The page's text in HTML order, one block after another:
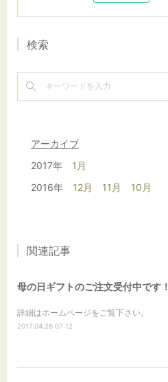
検索
アーカイブ
2017年 1月
2016年 12月 11月 10月
関連記事
母の日ギフトのご注文受付中です！
詳細はホームページをご覧下さい。
2017.04.26 07:12